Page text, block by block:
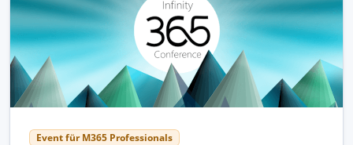
Event für M365 Professionals